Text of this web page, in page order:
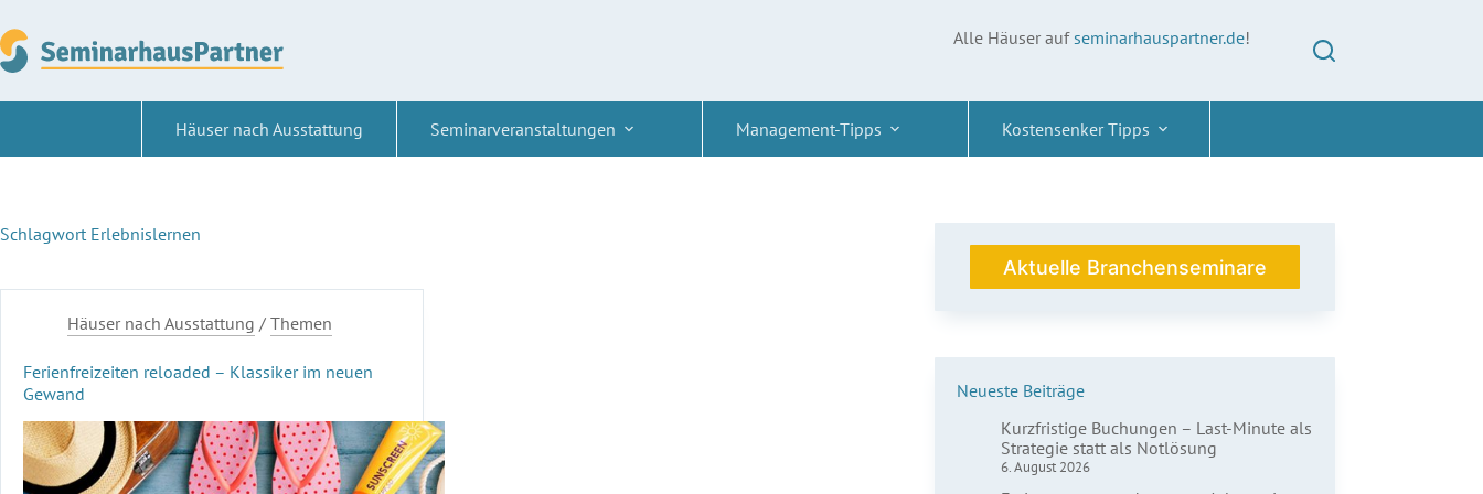
Inhalt
springen
Alle Häuser aufseminarhauspartner.de!
Häuser nach Ausstattung Seminarveranstaltungen Management-Tipps Kostensenker Tipps
SchlagwortErlebnislernen
Häuser nach Ausstattung / Themen
Ferienfreizeiten reloaded – Klassiker im neuen
Gewand
Aktuelle Branchenseminare
Neueste Beiträge
Kurzfristige Buchungen – Last-Minute als
Strategie statt als Notlösung
6. August 2026